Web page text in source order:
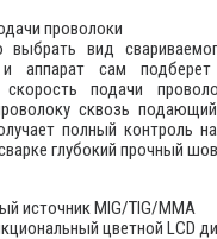
проволоки
выбрать вид
и аппарат сам
подачи
сквозь
полный контроль
глубокий прочный
источник MIG/TIG/MMA
цветной LCD